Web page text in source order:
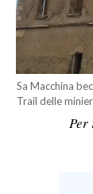
LAVORO
BANDI
SPORT IN
SPORT
Sa Macchina
Trail delle
Per